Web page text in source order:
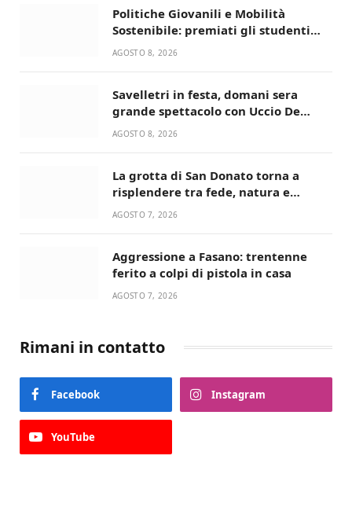
Politiche Giovanili e Mobilità
Sostenibile: premiati gli studenti
universitari del bando “La strada
AGOSTO 8, 2026
Savelletri in festa, domani sera
grande spettacolo con Uccio De
Santis
AGOSTO 8, 2026
La grotta di San Donato torna a
risplendere tra fede, natura e
devozione
AGOSTO 7, 2026
Aggressione a Fasano: trentenne
ferito a colpi di pistola in casa
AGOSTO 7, 2026
Rimani in contatto
Facebook Instagram
YouTube